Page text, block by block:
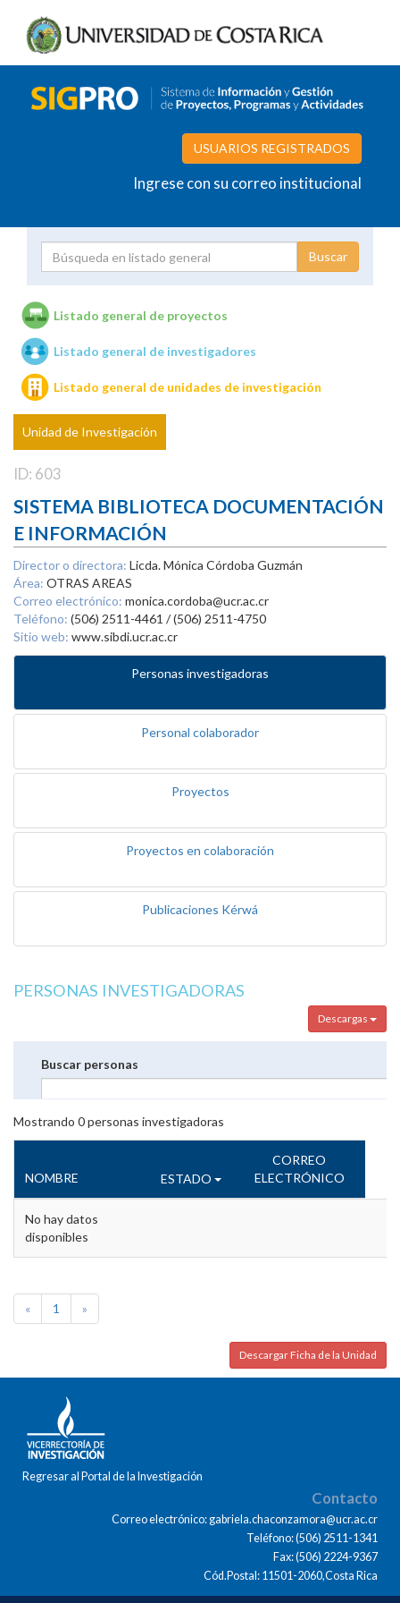
USUARIOS REGISTRADOS
Ingrese con su correo institucional
Unidades de investigación
Listado general de proyectos
Listado general de investigadores
Listado general de unidades de investigación
Unidad de Investigación
ID: 603
SISTEMA BIBLIOTECA DOCUMENTACIÓN
E INFORMACIÓN
Director o directora: Licda. Mónica Córdoba Guzmán
Área: OTRAS AREAS
Correo electrónico: monica.cordoba@ucr.ac.cr
Teléfono: (506) 2511-4461 / (506) 2511-4750
Sitio web: www.sibdi.ucr.ac.cr
Personas investigadoras
Personal colaborador
Proyectos
Proyectos en colaboración
Publicaciones Kérwá
PERSONAS INVESTIGADORAS
Descargas
Buscar personas
Mostrando 0personas investigadoras
NOMBRE ESTADO
CORREO
ELECTRÓNICO
No hay datos
disponibles
« 1 »
Descargar Ficha de la Unidad
Regresar al Portal de la Investigación
Contacto
Correo electrónico: gabriela.chaconzamora@ucr.ac.cr
Teléfono: (506) 2511-1341
Fax: (506) 2224-9367
Cód.Postal: 11501-2060,Costa Rica